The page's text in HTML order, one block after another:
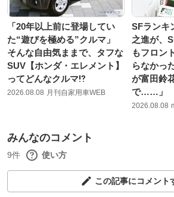
「20年以上前に登場してい
た“遊びを極める”クルマ」
そんな自由気ままで、タフな
SUV【ホンダ・エレメント】
ってどんなクルマ⁉︎
2026.08.08 月刊自家用車WEB
SFランキ
之進が、
もフロン
らなかっ
が富田鈴
で……」
2026.08.08
みんなのコメント
9件 使い方
この記事にコメント